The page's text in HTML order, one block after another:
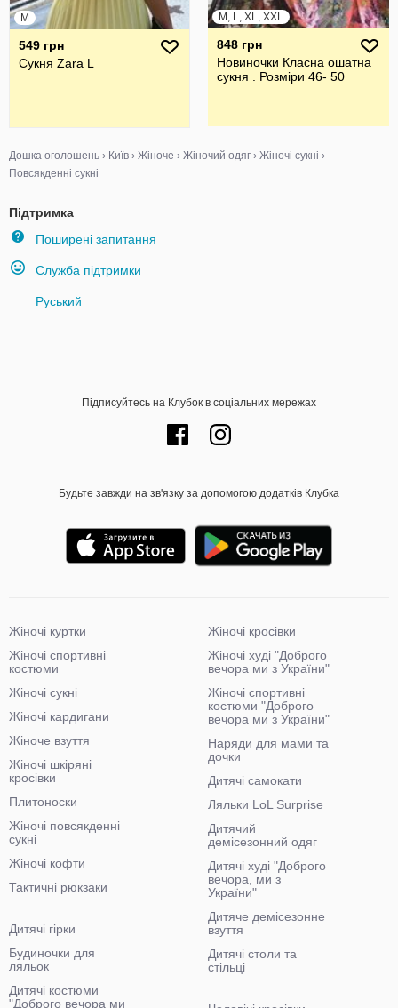
M
549 грн
Сукня Zara L
M, L, XL, XXL
848 грн
Новиночки Класна ошатна
сукня . Розміри 46- 50
Дошка оголошень › Київ › Жіноче › Жіночий одяг › Жіночі сукні ›
Повсякденні сукні
Підтримка
Поширені запитання
Служба підтримки
Руський
Підписуйтесь на Клубок в соціальних мережах
Будьте завжди на зв'язку за допомогою додатків Клубка
Жіночі куртки
Жіночі спортивні
костюми
Жіночі сукні
Жіночі кардигани
Жіноче взуття
Жіночі шкіряні
кросівки
Плитоноски
Жіночі повсякденні
сукні
Жіночі кофти
Тактичні рюкзаки
Жіночі кросівки
Жіночі худі "Доброго
вечора ми з України"
Жіночі спортивні
костюми "Доброго
вечора ми з України"
Наряди для мами та
дочки
Дитячі самокати
Ляльки LoL Surprise
Дитячий
демісезонний одяг
Дитячі худі "Доброго
вечора, ми з
України"
Дитяче демісезонне
взуття
Дитячі столи та
стільці
Дитячі гірки
Будиночки для
ляльок
Дитячі костюми
"Доброго вечора ми